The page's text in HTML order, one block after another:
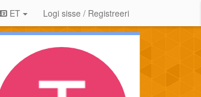
ET Logi sisse / Registreeri